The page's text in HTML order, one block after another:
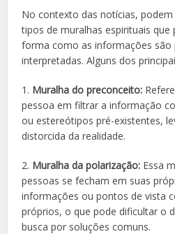
No contexto das notícias,
tipos de muralhas espirituais que
forma como as informações são
interpretadas. Alguns dos
1. Muralha do preconceito:
pessoa em filtrar a informação
ou estereótipos pré-existentes,
distorcida da realidade.
2. Muralha da polarização: Essa
pessoas se fecham em suas
informações ou pontos de vista
próprios, o que pode dificultar o
busca por soluções comuns.